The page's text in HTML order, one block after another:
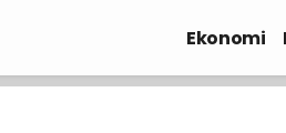
Ekonomi